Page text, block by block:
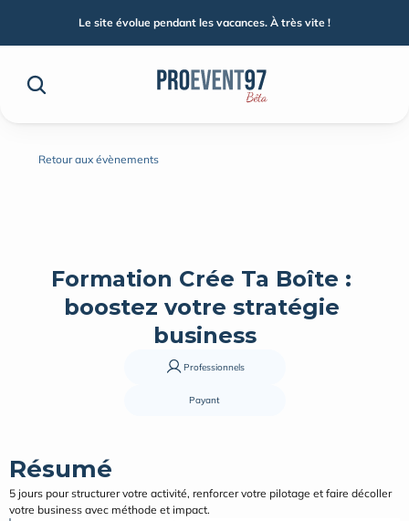
Retour aux évènements
Formation Crée Ta Boîte :
boostez votre stratégie
business
Professionnels
Payant
Résumé
5 jours pour structurer votre activité, renforcer votre pilotage et faire décoller
votre business avec méthode et impact.
Le site évolue pendant les vacances. À très vite !